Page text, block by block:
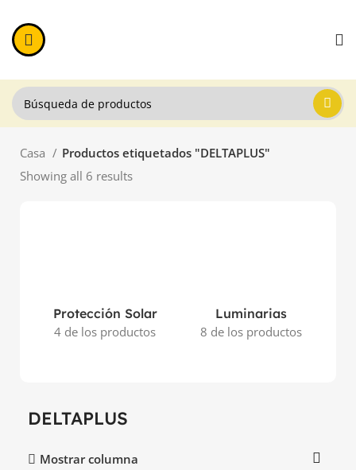
Casa
Productos etiquetados "DELTAPLUS"
Showing all 6 results
Protección Solar
4 de los productos
Luminarias
8 de los productos
DELTAPLUS
Mostrar columna